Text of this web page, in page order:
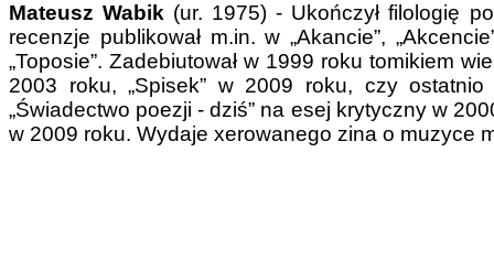
Mateusz Wabik (ur. 1975) - Ukończył filo­logię
recenzje publikował m.in. w „Akancie”,
„Toposie”. Zadebiutował w 1999 roku tomikiem
2003 roku, „Spisek” w 2009 roku, czy
„Świadectwo poezji - dziś” na esej krytyczny w
w 2009 roku. Wydaje xerowanego zina o muzyce